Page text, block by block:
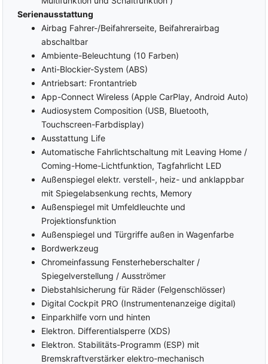
Radio
DAB
Freisprecheinrichtung
Induktions-Ladestation
Bluetooth
USB Anschluss
Android Auto
Connected
SAFETY
ABS (Antiblockiersystem)
ESP (Elektronisches
Stabilitäts-Programm)
Stabilitätskontrolle
ASC (Traktionskontrolle)
(Antriebsschlupfregelung)
Servolenkung
Start-/Stopp-Automatik
Lichtsensor
Berganfahrassistent
Abstandswarner
Notbremsassistent
Spurhalteassistent
Verkehrszeichenerkennung
Müdigkeitswarner
Abstandstempomat (ACC)
Geschwindigkeitsbegrenzer
Elektrische Wegfahrsperre
Einparkhilfe hinten
Einparkhilfe vorne
Fahrer-/Beifahrer-Airbag
Beifahrer-Airbag
ausschaltbar
Beifahrer-Airbag
Seiten-Airbags
Kopf-Airbags
Umfeldbeobachtungssystem
(Front Assist)
Serienausstattung
Airbag Fahrer-/Beifahrerseite, Beifahrerairbag
abschaltbar
Ambiente-Beleuchtung (10 Farben)
Anti-Blockier-System (ABS)
Antriebsart: Frontantrieb
App-Connect Wireless (Apple CarPlay, Android Auto)
Audiosystem Composition (USB, Bluetooth,
Touchscreen-Farbdisplay)
Ausstattung Life
Automatische Fahrlichtschaltung mit Leaving Home /
Coming-Home-Lichtfunktion, Tagfahrlicht LED
Außenspiegel elektr. verstell-, heiz- und anklappbar
mit Spiegelabsenkung rechts, Memory
Außenspiegel mit Umfeldleuchte und
Projektionsfunktion
Außenspiegel und Türgriffe außen in Wagenfarbe
Bordwerkzeug
Chromeinfassung Fensterheberschalter /
Spiegelverstellung / Ausströmer
Diebstahlsicherung für Räder (Felgenschlösser)
Digital Cockpit PRO (Instrumentenanzeige digital)
Einparkhilfe vorn und hinten
Elektron. Differentialsperre (XDS)
Elektron. Stabilitäts-Programm (ESP) mit
Bremskraftverstärker elektro-mechanisch